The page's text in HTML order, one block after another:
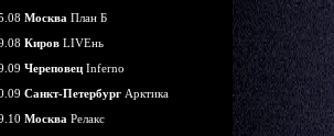
Москва План Б
Киров LIVEнь
Череповец Inferno
Санкт-Петербург Арктика
Москва Релакс